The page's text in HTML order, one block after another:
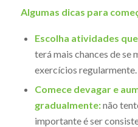
Algumas dicas para
Escolha atividades
terá mais chances de
exercícios regularmente.
Comece devagar e
gradualmente:não
importante é ser